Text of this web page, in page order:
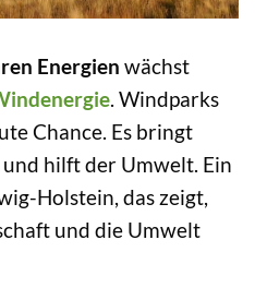
Energien wächst
. Windparks
Chance. Es bringt
hilft der Umwelt. Ein
Holstein, das zeigt,
und die Umwelt